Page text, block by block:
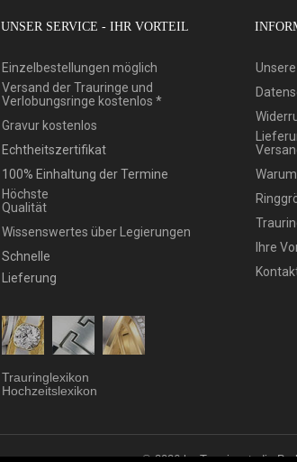
UNSER SERVICE - IHR VORTEIL
Einzelbestellungen möglich
Versand der Trauringe und
Verlobungsringe kostenlos *
Gravur kostenlos
Echtheitszertifikat
100% Einhaltung der Termine
Höchste
Qualität
Wissenswertes über Legierungen
Schnelle
Lieferung
Trauringlexikon
Hochzeitslexikon
Ihre